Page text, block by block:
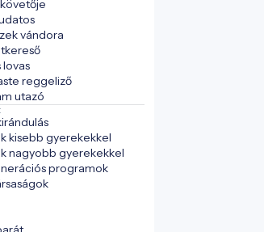
vándora
lovas
reggeliző
utazó
kisebb gyerekekkel
nagyobb gyerekekkel
programok